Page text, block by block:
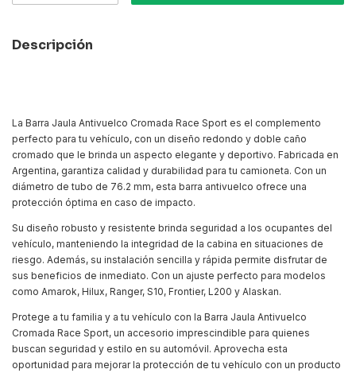
Descripción
La Barra Jaula Antivuelco Cromada Race Sport es el complemento
perfecto para tu vehículo, con un diseño redondo y doble caño
cromado que le brinda un aspecto elegante y deportivo. Fabricada en
Argentina, garantiza calidad y durabilidad para tu camioneta. Con un
diámetro de tubo de 76.2 mm, esta barra antivuelco ofrece una
protección óptima en caso de impacto.
Su diseño robusto y resistente brinda seguridad a los ocupantes del
vehículo, manteniendo la integridad de la cabina en situaciones de
riesgo. Además, su instalación sencilla y rápida permite disfrutar de
sus beneficios de inmediato. Con un ajuste perfecto para modelos
como Amarok, Hilux, Ranger, S10, Frontier, L200 y Alaskan.
Protege a tu familia y a tu vehículo con la Barra Jaula Antivuelco
Cromada Race Sport, un accesorio imprescindible para quienes
buscan seguridad y estilo en su automóvil. Aprovecha esta
oportunidad para mejorar la protección de tu vehículo con un producto